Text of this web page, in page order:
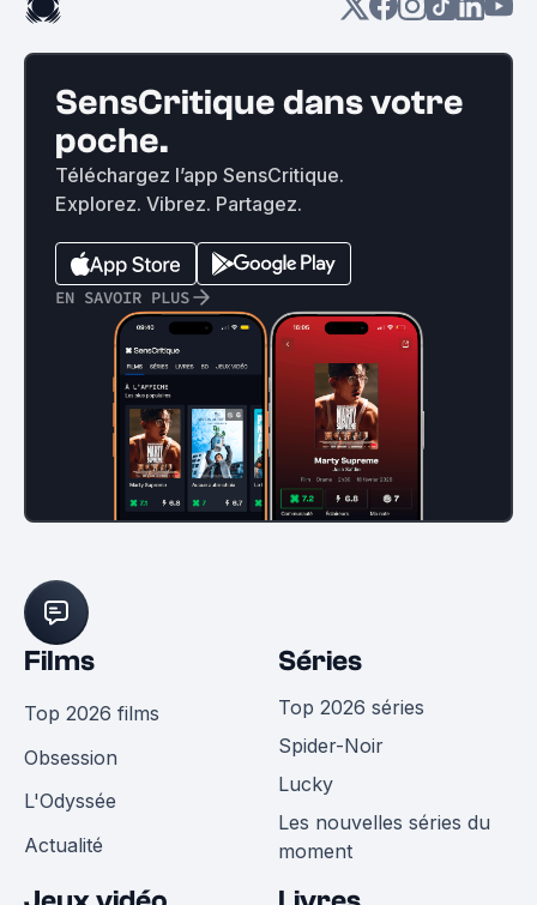
SensCritique dans votre
poche.
Téléchargez l’app SensCritique.
Explorez. Vibrez. Partagez.
EN SAVOIR PLUS
Films
Top 2026 films
Obsession
L'Odyssée
Actualité
Séries
Top 2026 séries
Spider-Noir
Lucky
Les nouvelles séries du
moment